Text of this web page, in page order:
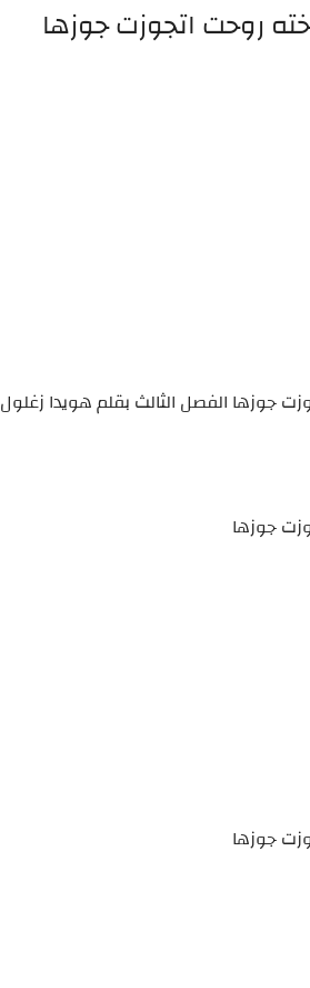
روحت اتجوزت جوزها
جوزها الفصل الثالث بقلم هويدا زغلول
جوزها
جوزها